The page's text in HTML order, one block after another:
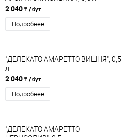
2 040 ₸ / бут
Подробнее
"ДЕЛЕКАТО АМАРЕТТО ВИШНЯ", 0,5
л
2 040 ₸ / бут
Подробнее
"ДЕЛЕКАТО АМАРЕТТО